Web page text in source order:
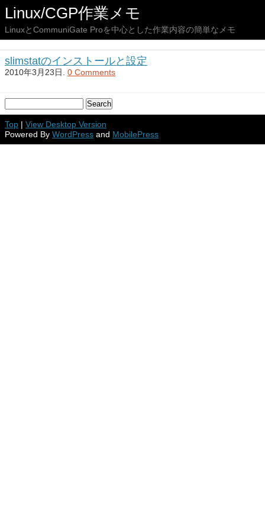
Linux/CGP作業メモ
LinuxとCommuniGate Proを中心とした作業内容の簡単なメモ
slimstatのインストールと設定
2010年3月23日. 0 Comments
Top | View Desktop Version
Powered By WordPress and MobilePress